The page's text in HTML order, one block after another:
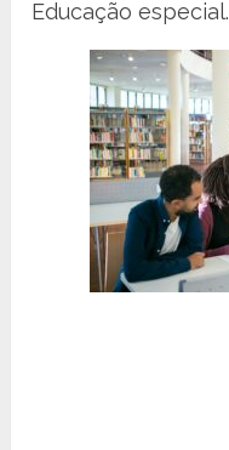
Educação especial.